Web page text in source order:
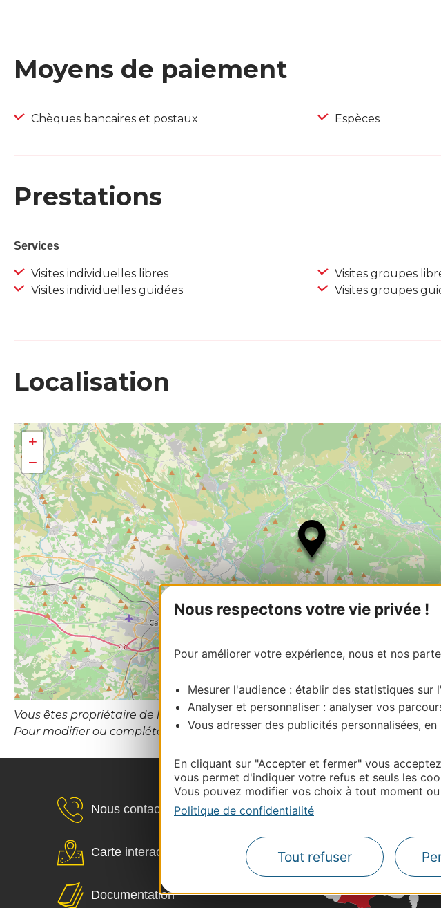
Nous respectons votre vie privée !
Pour améliorer votre expérience, nous et nos
Mesurer l'audience : établir des statistiques
Analyser et personnaliser : analyser vos
Vous adresser des publicités personnalisées,
En cliquant sur "Accepter et fermer" vous
vous permet d'indiquer votre refus et seuls les
Vous pouvez modifier vos choix à tout moment
Politique de confidentialité
Tout refuser
Moyens de paiement
Chèques bancaires et postaux Espèces
Prestations
Services
Visites individuelles libres
Visites individuelles guidées
Visites groupes
Visites groupes
Localisation
+
−
Vous êtes propriétaire de l’établissement ou le gestionnaire de cette
Pour modifier ou compléter cette fiche, merci de contacter Aude Tourisme
Nous contacter
Carte interactive
Documentation